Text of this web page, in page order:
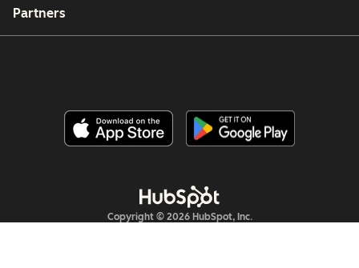
Partners
Copyright © 2026 HubSpot, Inc.